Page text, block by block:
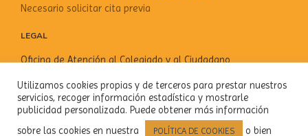
Necesario solicitar cita previa
LEGAL
Oficina de Atención al Colegiado y al Ciudadano
Política de privacidad
Política de cookies
SOCIAL
Utilizamos cookies propias y de terceros para prestar nuestros
servicios, recoger información estadística y mostrarle
publicidad personalizada. Puede obtener más información
sobre las cookies en nuestra
POLÍTICA DE COOKIES o bien